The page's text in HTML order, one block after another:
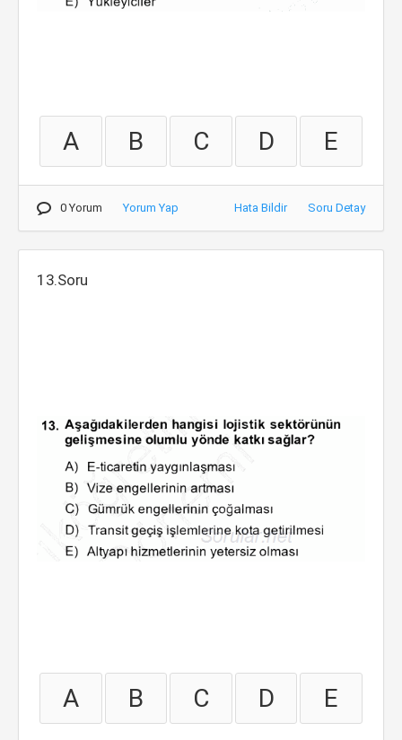
A B C D E
0 Yorum Yorum Yap Hata Bildir Soru Detay
13.Soru
A B C D E